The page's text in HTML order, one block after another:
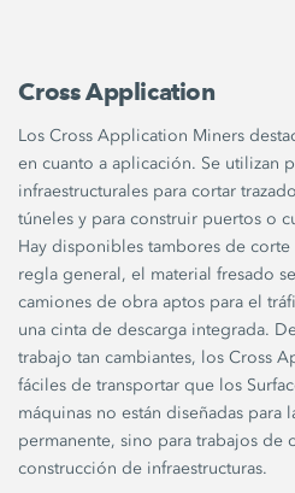
Cross Application
Los Cross Application Miners
en cuanto a aplicación. Se utilizan
infraestructurales para cortar
túneles y para construir puertos o
Hay disponibles tambores de
regla general, el material fresado
camiones de obra aptos para el
una cinta de descarga integrada.
trabajo tan cambiantes, los Cross
fáciles de transportar que los
máquinas no están diseñadas para
permanente, sino para trabajos de
construcción de infraestructuras.